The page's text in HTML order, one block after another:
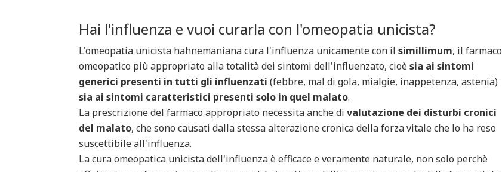
Hai l'influenza e vuoi curarla con l'omeopatia unicista?
L'omeopatia unicista hahnemaniana cura l'influenza unicamente con il simillimum, il farmaco
omeopatico più appropriato alla totalità dei sintomi dell'influenzato, cioèsia ai sintomi
generici presenti in tutti gli influenzati (febbre, mal di gola, mialgie, inappetenza, astenia)
sia ai sintomi caratteristici presenti solo in quel malato.
La prescrizione del farmaco appropriato necessita anche di valutazione dei disturbi cronici
del malato, che sono causati dalla stessa alterazione cronica della forza vitale che lo ha reso
suscettibile all'influenza.
La cura omeopatica unicista dell'influenza è efficace e veramente naturale, non solo perchè